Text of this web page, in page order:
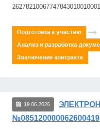
Подготовка к участию
Анализ и разработка
Заключение контракта
19.06.2026